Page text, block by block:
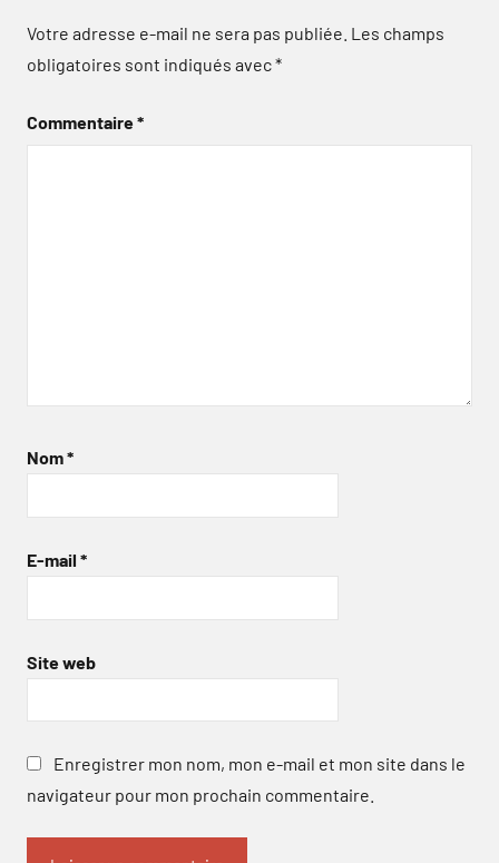
Votre adresse e-mail ne sera pas publiée. Les champs
obligatoires sont indiqués avec*
Commentaire*
Nom*
E-mail *
Site web
Enregistrer mon nom, mon e-mail et mon site dans le
navigateur pour mon prochain commentaire.